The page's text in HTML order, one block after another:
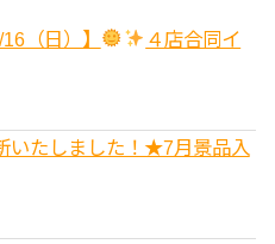
（日）】
４店合同イ
いたしました！★7月景品入